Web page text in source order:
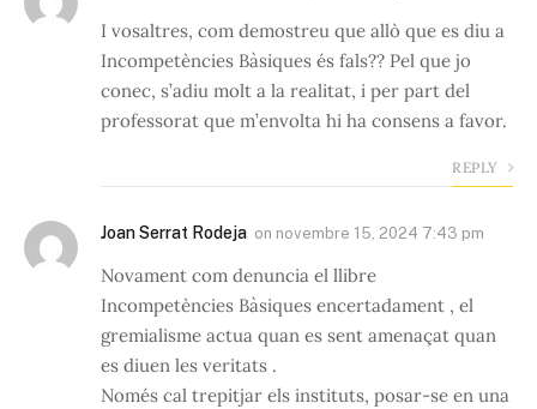
I vosaltres, com demostreu que allò que es diu a
Incompetències Bàsiques és fals?? Pel que jo
conec, s’adiu molt a la realitat, i per part del
professorat que m’envolta hi ha consens a favor.
REPLY
Joan Serrat Rodeja on novembre 15, 2024 7:43 pm
Novament com denuncia el llibre
Incompetències Bàsiques encertadament , el
gremialisme actua quan es sent amenaçat quan
es diuen les veritats .
Només cal trepitjar els instituts, posar-se en una